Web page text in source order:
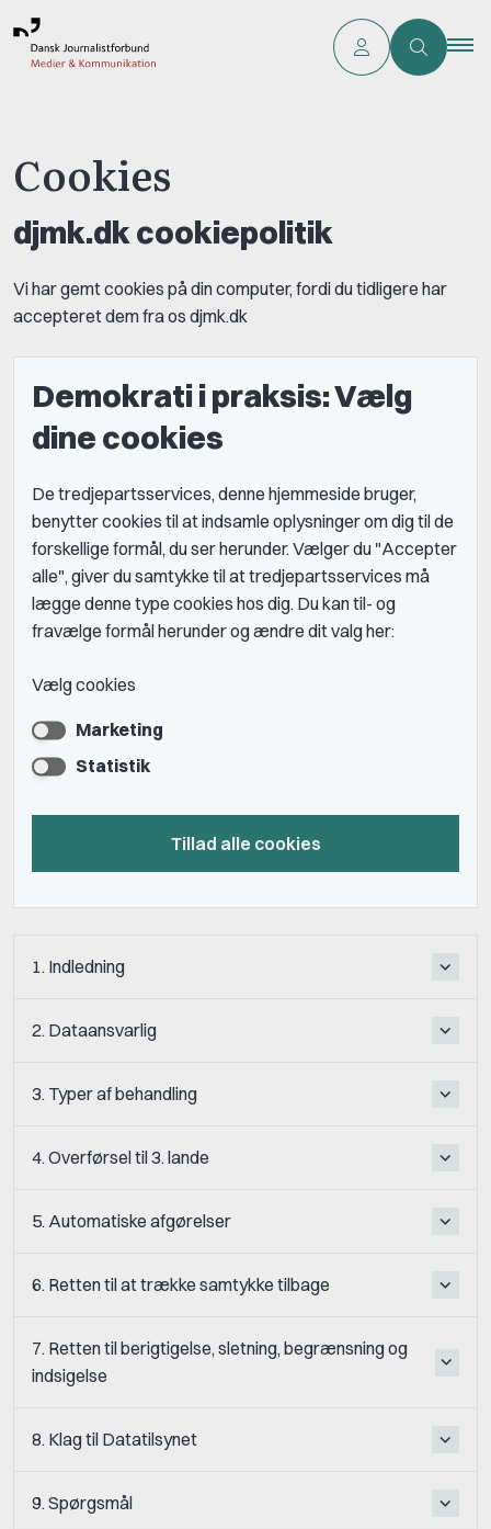
Cookies
djmk.dk cookiepolitik
Vi har gemt cookies på din computer, fordi du tidligere har
accepteret dem fra os djmk.dk
Demokrati i praksis: Vælg
dine cookies
De tredjepartsservices, denne hjemmeside bruger,
benytter cookies til at indsamle oplysninger om dig til de
forskellige formål, du ser herunder. Vælger du "Accepter
alle", giver du samtykke til at tredjepartsservices må
lægge denne type cookies hos dig. Du kan til- og
fravælge formål herunder og ændre dit valg her:
Vælg cookies
Marketing
Statistik
Tillad alle cookies
1. Indledning
2. Dataansvarlig
3. Typer af behandling
4. Overførsel til 3. lande
5. Automatiske afgørelser
6. Retten til at trække samtykke tilbage
7. Retten til berigtigelse, sletning, begrænsning og
indsigelse
8. Klag til Datatilsynet
9. Spørgsmål